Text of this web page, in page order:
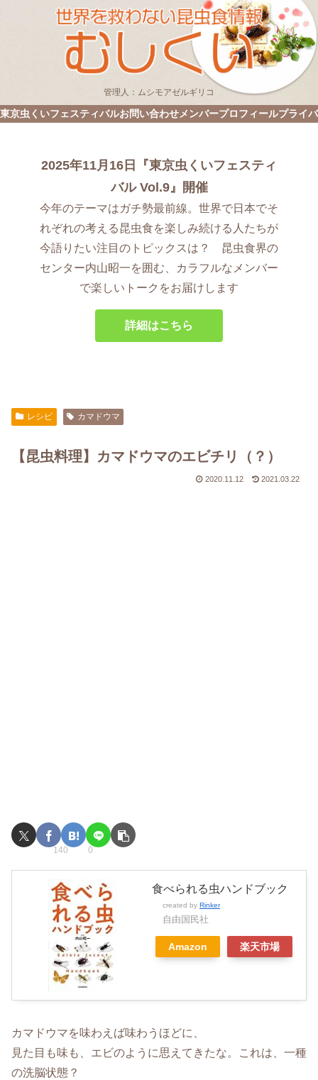
管理人：ムシモアゼルギリコ
東京虫くいフェスティバルお問い合わせメンバープロフィールプライ
2025年11月16日『東京虫くいフェスティ
バル Vol.9』開催
今年のテーマはガチ勢最前線。世界で日本でそ
れぞれの考える昆虫食を楽しみ続ける人たちが
今語りたい注目のトピックスは？ 昆虫食界の
センター内山昭一を囲む、カラフルなメンバー
で楽しいトークをお届けします
詳細はこちら
レシピ カマドウマ
【昆虫料理】カマドウマのエビチリ（？）
2020.11.12 2021.03.22
140 0
食べられる虫ハンドブック
created by Rinker
自由国民社
Amazon 楽天市場
カマドウマを味わえば味わうほどに、
見た目も味も、エビのように思えてきたな。これは、一種
の洗脳状態？